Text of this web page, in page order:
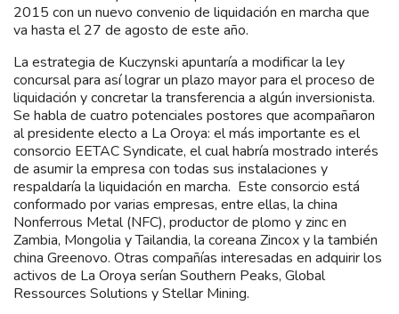
2015 con un nuevo convenio de liquidación en marcha que
va hasta el 27 de agosto de este año.
La estrategia de Kuczynski apuntaría a modificar la ley
concursal para así lograr un plazo mayor para el proceso de
liquidación y concretar la transferencia a algún inversionista.
Se habla de cuatro potenciales postores que acompañaron
al presidente electo a La Oroya: el más importante es el
consorcio EETAC Syndicate, el cual habría mostrado interés
de asumir la empresa con todas sus instalaciones y
respaldaría la liquidación en marcha. Este consorcio está
conformado por varias empresas, entre ellas, la china
Nonferrous Metal (NFC), productor de plomo y zinc en
Zambia, Mongolia y Tailandia, la coreana Zincox y la también
china Greenovo. Otras compañías interesadas en adquirir los
activos de La Oroya serían Southern Peaks, Global
Ressources Solutions y Stellar Mining.